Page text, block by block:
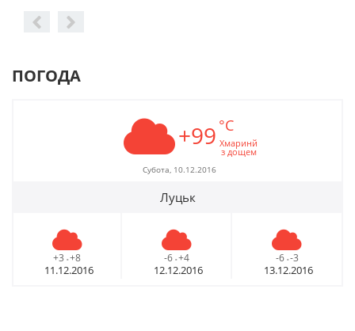
ПОГОДА
+99 °C
Хмаринй
з дощем
Субота, 10.12.2016
Луцьк
+3 - +8
11.12.2016
-6 - +4
12.12.2016
-6 - -3
13.12.2016